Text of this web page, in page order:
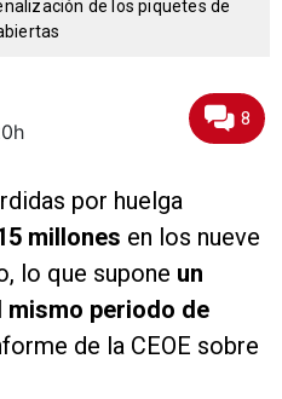
de los piquetes de
8
por huelga
millones en los nueve
lo que supone un
mismo periodo de
de la CEOE sobre